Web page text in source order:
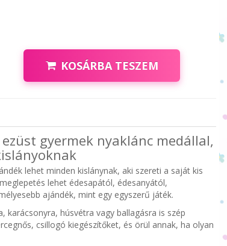
KOSÁRBA TESZEM
gyermek nyaklánc medállal,
lehet minden kislánynak, aki szereti a saját kis
lehet édesapától, édesanyától,
ajándék, mint egy egyszerű játék.
karácsonyra, húsvétra vagy ballagásra is szép
csillogó kiegészítőket, és örül annak, ha olyan